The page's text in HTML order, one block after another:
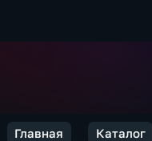
Главная Каталог